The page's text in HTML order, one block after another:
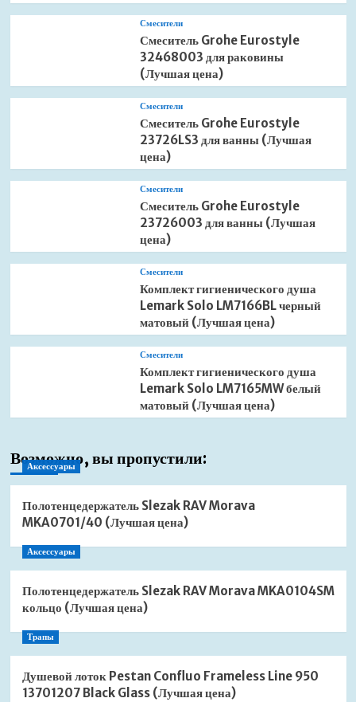
Смесители
Смеситель Grohe Eurostyle
32468003 для раковины
(Лучшая цена)
Смесители
Смеситель Grohe Eurostyle
23726LS3 для ванны (Лучшая
цена)
Смесители
Смеситель Grohe Eurostyle
23726003 для ванны (Лучшая
цена)
Смесители
Комплект гигиенического душа
Lemark Solo LM7166BL черный
матовый (Лучшая цена)
Смесители
Комплект гигиенического душа
Lemark Solo LM7165MW белый
матовый (Лучшая цена)
Возможно, вы пропустили:
Аксессуары
Полотенцедержатель Slezak RAV Morava
MKA0701/40 (Лучшая цена)
Аксессуары
Полотенцедержатель Slezak RAV Morava MKA0104SM
кольцо (Лучшая цена)
Трапы
Душевой лоток Pestan Confluo Frameless Line 950
13701207 Black Glass (Лучшая цена)